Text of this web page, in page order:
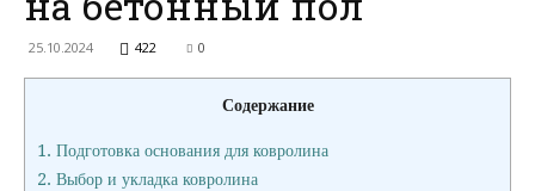
25.10.2024 422 0
Содержание
1. Подготовка основания для ковролина
2. Выбор и укладка ковролина